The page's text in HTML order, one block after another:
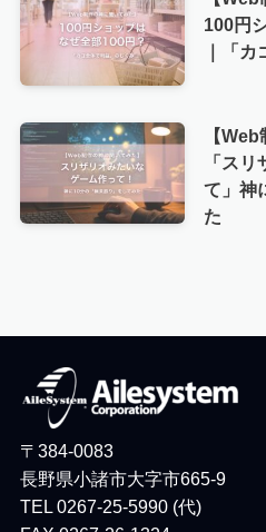
100円
｜「
【
「ス
て」神
た
〒384-0083
長野県小諸市大字市665-9
TEL 0267-25-5990 (代)